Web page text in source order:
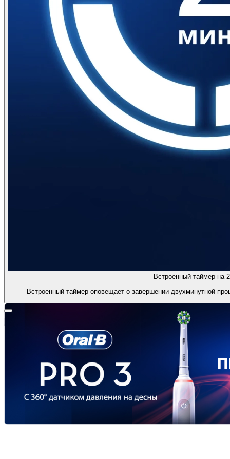
Встроенный таймер на
Встроенный таймер оповещает о завершении двухминутной